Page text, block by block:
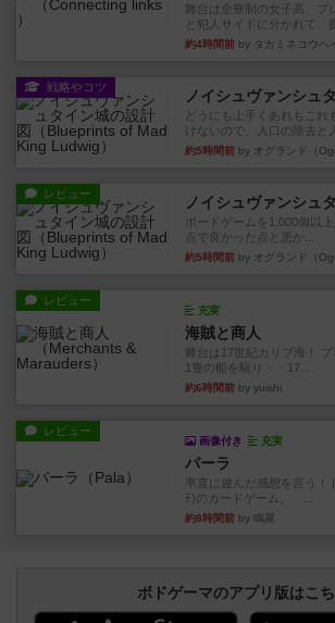
舞台は全寮制の女子高。プ
と犯人サイドに分かれて、
約4時間前 by タカミネコウヘ
戦略やコツ ノイシュヴァンシュ
どうにも上手くあれもこれ
けないので、入口の除去と
約5時間前 by オグランド（
レビュー ノイシュヴァンシュ
ボードゲームを1,000個以
点で良かった点と悪か...
約5時間前 by オグランド（
レビュー
充実
海賊と商人
舞台は17世紀カリブ海！
1隻の船を駆り・・17...
約6時間前 by yuishi
レビュー
画像付き 充実
パーラ
率直に遊んだ感想を言う！
ﾃ)のカードゲーム。 ...
約8時間前 by 鳴屋
ボドゲーマのアプリ版はこ